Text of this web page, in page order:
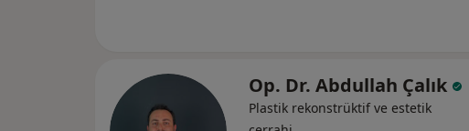
Op. Dr. Abdullah Çalık
Plastik rekonstrüktif ve estetik